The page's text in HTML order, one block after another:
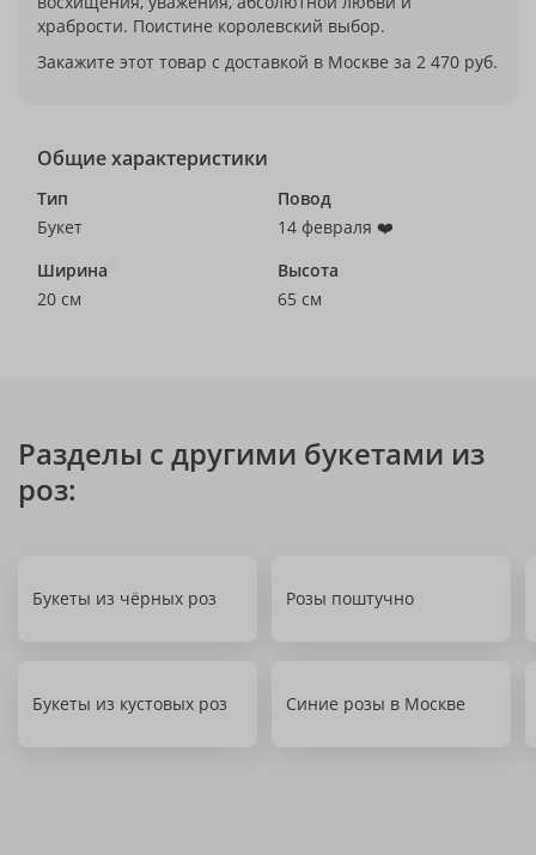
храбрости. Поистине королевский выбор.
Закажите этот товар с доставкой в Москве за 2 470 руб.
Общие характеристики
Тип
Букет
Повод
14 февраля ❤️
Ширина
20 см
Высота
65 см
Разделы с другими букетами из
роз:
Букеты из чёрных роз Розы поштучно
Букеты из кустовых роз Синие розы в Москве